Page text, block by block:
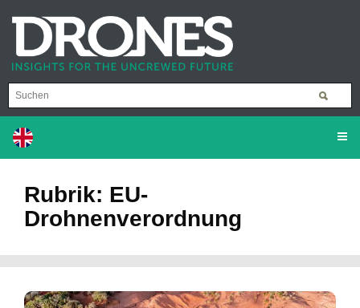
Rubrik: EU-
Drohnenverordnung